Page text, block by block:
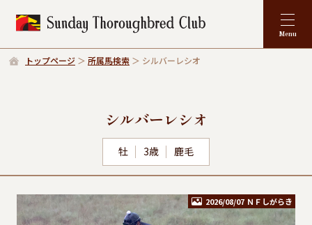
トップページ 所属馬検索 シルバーレシオ
シルバーレシオ
牡 3歳 鹿毛
2026/08/07 ＮＦしがらき